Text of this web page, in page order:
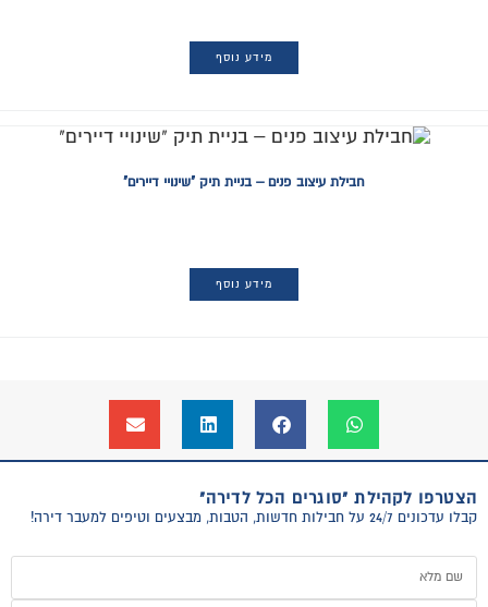
מידע נוסף
חבילת עיצוב פנים – בניית תיק "שינויי דיירים"
מידע נוסף
הצטרפו לקהילת "סוגרים הכל לדירה"
קבלו עדכונים 24/7 על חבילות חדשות, הטבות, מבצעים וטיפים למעבר דירה!